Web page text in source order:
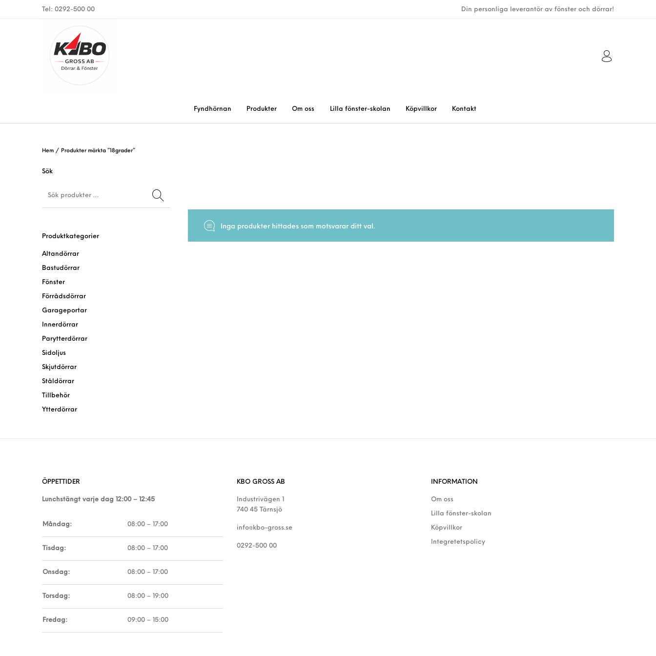
Tel: 0292-500 00 Din personliga leverantör av fönster och dörrar!
Fyndhörnan Produkter Om oss Lilla fönster-skolan Köpvillkor Kontakt
Hem / Produkter märkta ”18grader”
Sök
Produktkategorier
Altandörrar
Bastudörrar
Fönster
Förrådsdörrar
Garageportar
Innerdörrar
Parytterdörrar
Sidoljus
Skjutdörrar
Ståldörrar
Tillbehör
Ytterdörrar
Inga produkter hittades som motsvarar ditt val.
ÖPPETTIDER
Lunchstängt varje dag 12:00 – 12:45
Måndag: 08:00 – 17:00
Tisdag: 08:00 – 17:00
Onsdag: 08:00 – 17:00
Torsdag: 08:00 – 19:00
Fredag: 09:00 – 15:00
KBO GROSS AB
Industrivägen 1
740 45 Tärnsjö
info@kbo-gross.se
0292-500 00
INFORMATION
Om oss
Lilla fönster-skolan
Köpvillkor
Integretetspolicy